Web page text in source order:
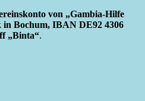
von „Gambia-Hilfe
Bochum, IBAN DE92 4306
„Binta“.